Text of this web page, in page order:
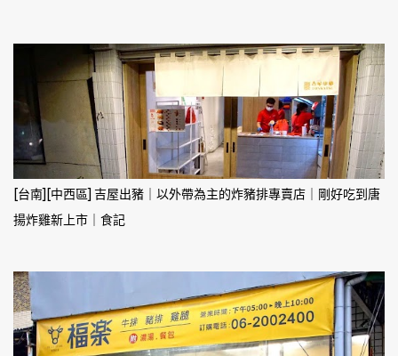
[台南][中西區] 吉屋出豬｜以外帶為主的炸豬排專賣店｜剛好吃到唐
揚炸雞新上市｜食記